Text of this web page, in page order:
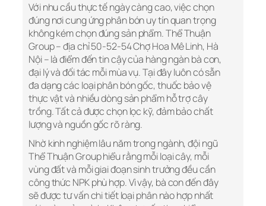
Với nhu cầu thực tế ngày càng cao, việc chọn
đúng nơi cung ứng phân bón uy tín quan trọng
không kém chọn đúng sản phẩm. Thể Thuận
Group – địa chỉ 50-52-54 Chợ Hoa Mê Linh, Hà
Nội – là điểm đến tin cậy của hàng ngàn bà con,
đại lý và đối tác mỗi mùa vụ. Tại đây luôn có sẵn
đa dạng các loại phân bón gốc, thuốc bảo vệ
thực vật và nhiều dòng sản phẩm hỗ trợ cây
trồng. Tất cả được chọn lọc kỹ, đảm bảo chất
lượng và nguồn gốc rõ ràng.
Nhờ kinh nghiệm lâu năm trong ngành, đội ngũ
Thể Thuận Group hiểu rằng mỗi loại cây, mỗi
vùng đất và mỗi giai đoạn sinh trưởng đều cần
công thức NPK phù hợp. Vì vậy, bà con đến đây
sẽ được tư vấn chi tiết loại phân nào hợp nhất